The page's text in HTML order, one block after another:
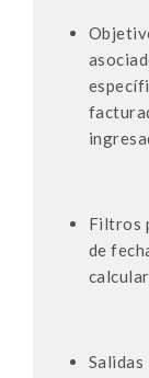
Filtros
de